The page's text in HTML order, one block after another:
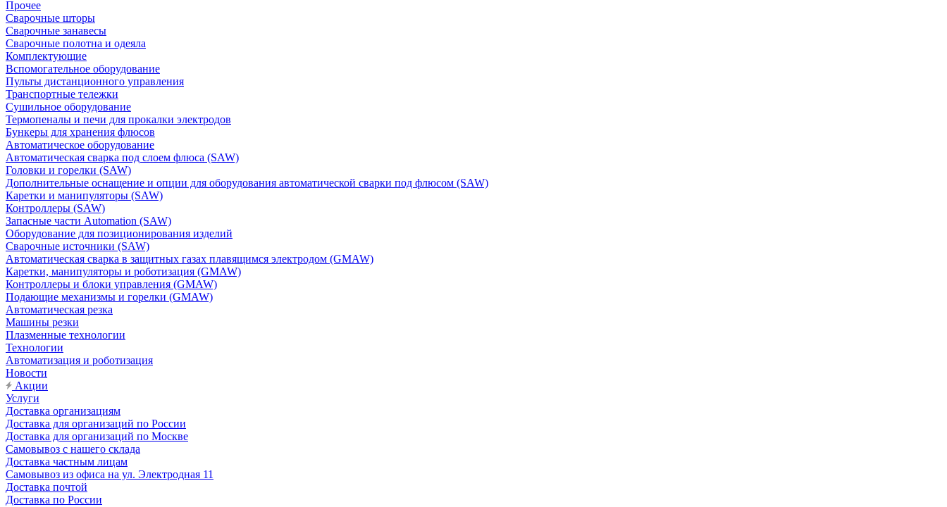
Прочее
Сварочные шторы
Сварочные занавесы
Сварочные полотна и одеяла
Комплектующие
Вспомогательное оборудование
Пульты дистанционного управления
Транспортные тележки
Сушильное оборудование
Термопеналы и печи для прокалки электродов
Бункеры для хранения флюсов
Автоматическое оборудование
Автоматическая сварка под слоем флюса (SAW)
Головки и горелки (SAW)
Дополнительные оснащение и опции для оборудования автоматической сварки под флюсом (SAW)
Каретки и манипуляторы (SAW)
Контроллеры (SAW)
Запасные части Automation (SAW)
Оборудование для позиционирования изделий
Сварочные источники (SAW)
Автоматическая сварка в защитных газах плавящимся электродом (GMAW)
Каретки, манипуляторы и роботизация (GMAW)
Контроллеры и блоки управления (GMAW)
Подающие механизмы и горелки (GMAW)
Автоматическая резка
Машины резки
Плазменные технологии
Технологии
Автоматизация и роботизация
Новости
Акции
Услуги
Доставка организациям
Доставка для организаций по России
Доставка для организаций по Москве
Самовывоз с нашего склада
Доставка частным лицам
Самовывоз из офиса на ул. Электродная 11
Доставка почтой
Доставка по России